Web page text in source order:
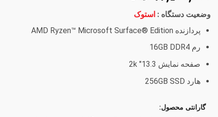
وضعیت دستگاه : استوک
پردازنده AMD Ryzen™ Microsoft Surface® Edition
رم 16GB DDR4
صفحه نمایش 13.3″ 2k
هارد 256GB SSD
گارانتی محصول: